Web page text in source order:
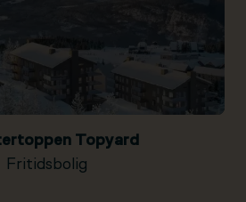
Topyard
Fritidsbolig